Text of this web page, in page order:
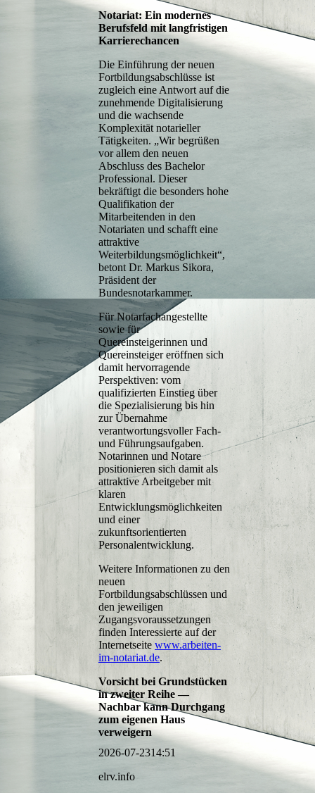
Notariat: Ein modernes
Berufsfeld mit langfristigen
Karrierechancen
Die Einführung der neuen
Fortbildungsabschlüsse ist
zugleich eine Antwort auf die
zunehmende Digitalisierung
und die wachsende
Komplexität notarieller
Tätigkeiten. „Wir begrüßen
vor allem den neuen
Abschluss des Bachelor
Professional. Dieser
bekräftigt die besonders hohe
Qualifikation der
Mitarbeitenden in den
Notariaten und schafft eine
attraktive
Weiterbildungsmöglichkeit“,
betont Dr. Markus Sikora,
Präsident der
Bundesnotarkammer.
Für Notarfachangestellte
sowie für
Quereinsteigerinnen und
Quereinsteiger eröffnen sich
damit hervorragende
Perspektiven: vom
qualifizierten Einstieg über
die Spezialisierung bis hin
zur Übernahme
verantwortungsvoller Fach-
und Führungsaufgaben.
Notarinnen und Notare
positionieren sich damit als
attraktive Arbeitgeber mit
klaren
Entwicklungsmöglichkeiten
und einer
zukunftsorientierten
Personalentwicklung.
Weitere Informationen zu den
neuen
Fortbildungsabschlüssen und
den jeweiligen
Zugangsvoraussetzungen
finden Interessierte auf der
Internetseite www.arbeiten-
im-notariat.de.
Vorsicht bei Grundstücken
in zweiter Reihe —
Nachbar kann Durchgang
zum eigenen Haus
verweigern
2026-07-2314:51
elrv.info